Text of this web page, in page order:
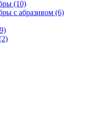
(10)
с абразивом (6)